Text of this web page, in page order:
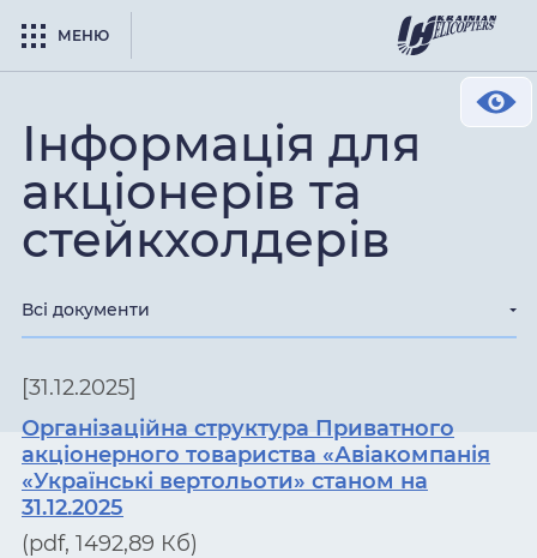
МЕНЮ
Інформація для
акціонерів та
стейкхолдерів
Всі документи
[31.12.2025]
Організаційна структура Приватного
акціонерного товариства «Авіакомпанія
«Українські вертольоти» станом на
31.12.2025
(pdf, 1492,89 Кб)